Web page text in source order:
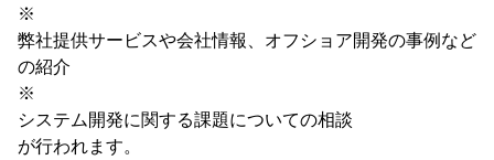
※
弊社提供サービスや会社情報、オフショア開発の事例など
の紹介
※
システム開発に関する課題についての相談
が行われます。